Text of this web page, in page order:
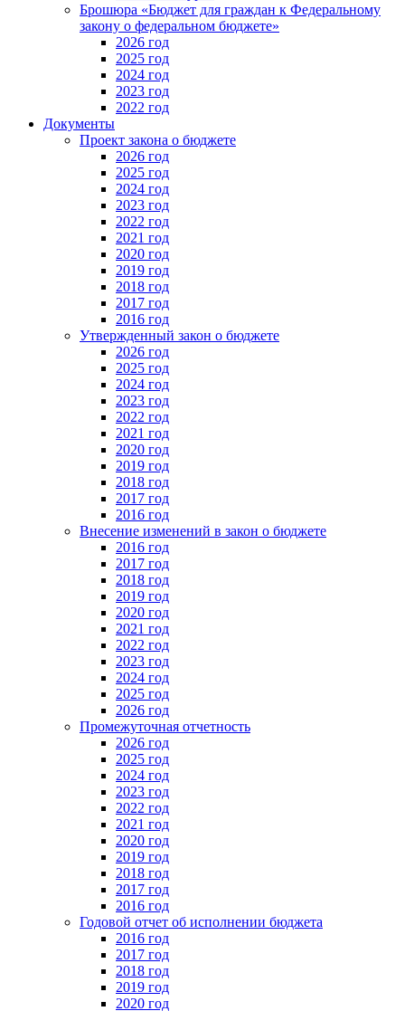
Брошюра «Бюджет для граждан к Федеральному
закону о федеральном бюджете»
2026 год
2025 год
2024 год
2023 год
2022 год
Документы
Проект закона о бюджете
2026 год
2025 год
2024 год
2023 год
2022 год
2021 год
2020 год
2019 год
2018 год
2017 год
2016 год
Утвержденный закон о бюджете
2026 год
2025 год
2024 год
2023 год
2022 год
2021 год
2020 год
2019 год
2018 год
2017 год
2016 год
Внесение изменений в закон о бюджете
2016 год
2017 год
2018 год
2019 год
2020 год
2021 год
2022 год
2023 год
2024 год
2025 год
2026 год
Промежуточная отчетность
2026 год
2025 год
2024 год
2023 год
2022 год
2021 год
2020 год
2019 год
2018 год
2017 год
2016 год
Годовой отчет об исполнении бюджета
2016 год
2017 год
2018 год
2019 год
2020 год